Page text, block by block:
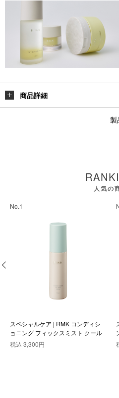
商品詳細
製
人気の
No.1
スペシャルケア | RMK コンディシ
ョニング フィックスミスト クール
税込 3,300円